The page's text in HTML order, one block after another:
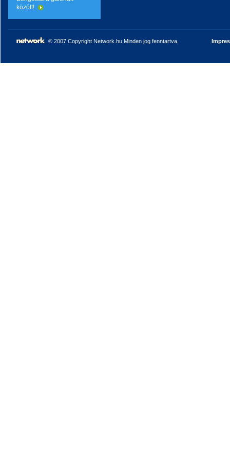
között!
© 2007 Copyright Network.hu Minden jog fenntartva.